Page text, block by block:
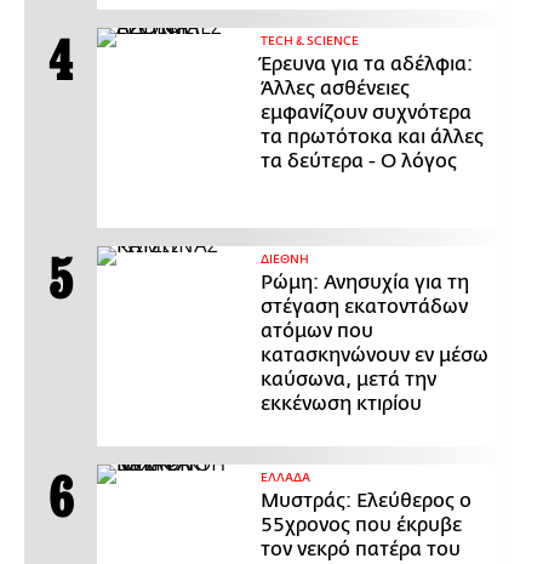
ΤECH & SCIENCE
Έρευνα για τα αδέλφια:
Άλλες ασθένειες
εμφανίζουν συχνότερα
τα πρωτότοκα και άλλες
τα δεύτερα - Ο λόγος
ΔΙΕΘΝΗ
Ρώμη: Ανησυχία για τη
στέγαση εκατοντάδων
ατόμων που
κατασκηνώνουν εν μέσω
καύσωνα, μετά την
εκκένωση κτιρίου
ΕΛΛΑΔΑ
Μυστράς: Ελεύθερος ο
55χρονος που έκρυβε
τον νεκρό πατέρα του